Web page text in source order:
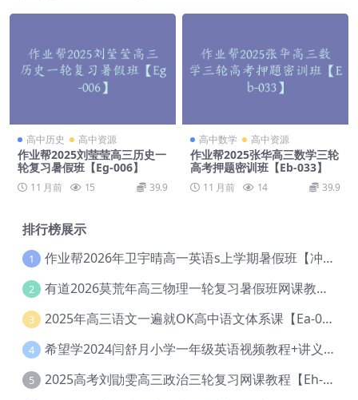
高中历史 高中资源
作业帮2025刘莹莹高三历史一
轮复习暑假班【Eg-006】
11 月前 15 39.9
高中数学 高中资源
作业帮2025张华高三数学三轮
高考押题密训班【Eb-033】
11 月前 14 39.9
排行榜展示
1 作业帮2026年卫宇晴高一英语s上学期暑假班【冲顶班】【Ec-003】
2 有道2026莫荒年高三物理一轮复习暑假班网课教程【Ef-044】
3 2025年高三语文一遍就OK高中语文体系课【Ea-028】
4 希望学2024闫舒月小学一年级英语视频教程+讲义【Cc-004】
5 2025高考刘勖雯高三政治三轮复习网课教程【Eh-061】